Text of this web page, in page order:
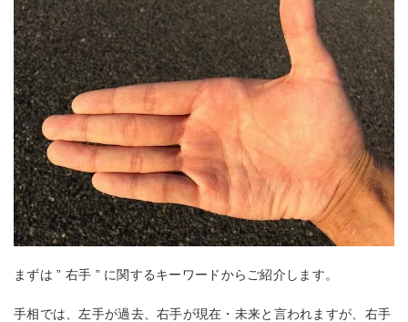
まずは ” 右手 ” に関するキーワードからご紹介します。
手相では、左手が過去、右手が現在・未来と言われますが、右手